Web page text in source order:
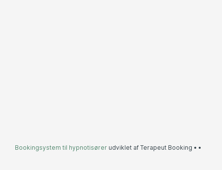
Bookingsystem til hypnotisører udviklet af Terapeut Booking • •